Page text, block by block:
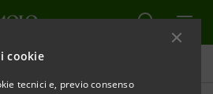
cookie
tecnici e, previo consenso